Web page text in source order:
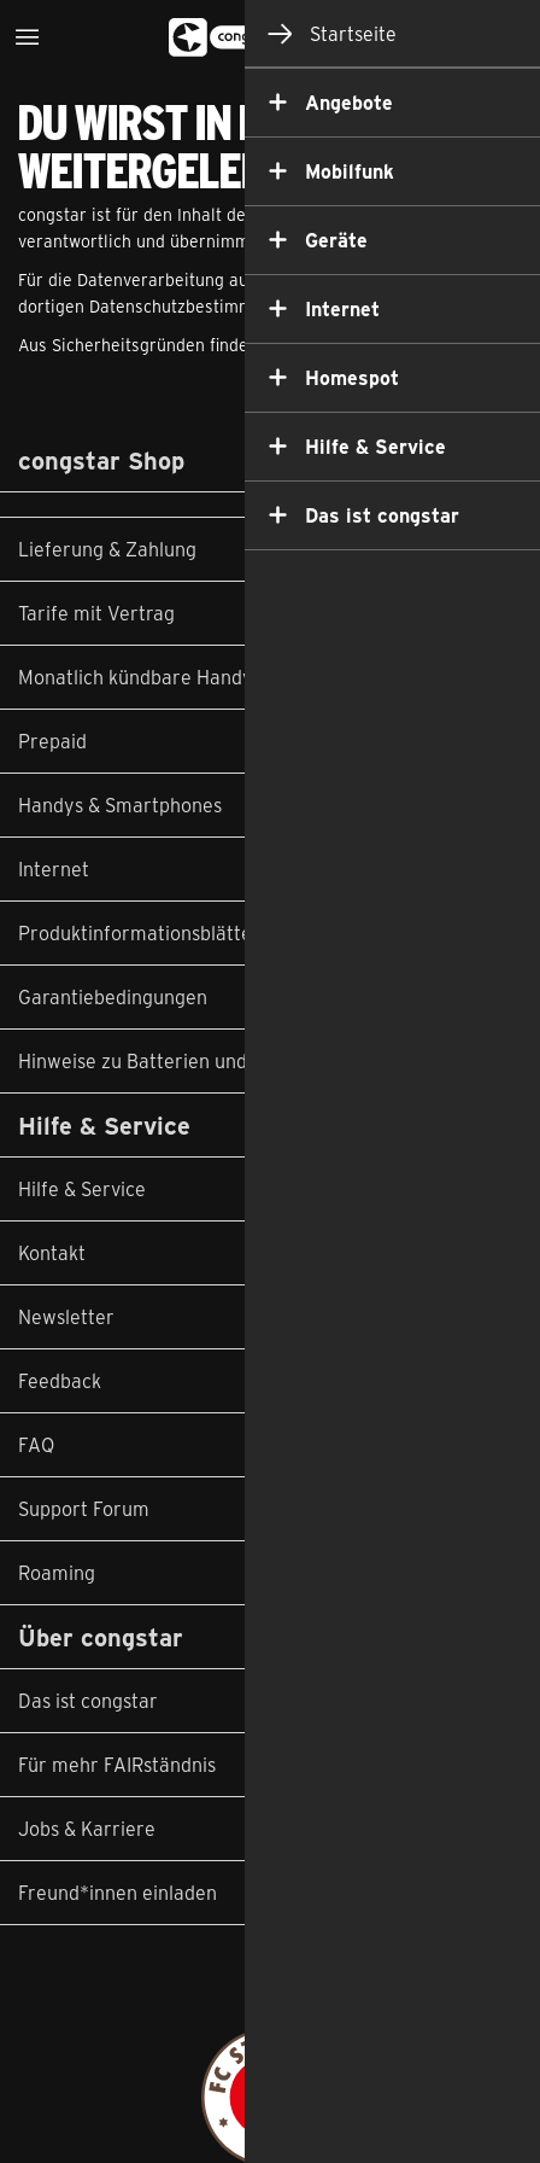
Startseite
Angebote
Mobilfunk
Geräte
Internet
Homespot
Hilfe & Service
Das ist congstar
Du wirst in Kürze
weitergeleitet...
congstar ist für den Inhalt der aufzurufenden Seite nicht
verantwortlich und übernimmt hierfür keinerlei Haftung.
Für die Datenverarbeitung auf dieser externen Seite gelten die
dortigen Datenschutzbestimmungen.
Aus Sicherheitsgründen findet keine Weiterleitung statt!
congstar Shop
Lieferung & Zahlung
Tarife mit Vertrag
Monatlich kündbare Handyverträge
Prepaid
Handys & Smartphones
Internet
Produktinformationsblätter
Garantiebedingungen
Hinweise zu Batterien und Altgeräten
Hilfe & Service
Hilfe & Service
Kontakt
Newsletter
Feedback
FAQ
Support Forum
Roaming
Über congstar
Das ist congstar
Für mehr FAIRständnis
Jobs & Karriere
Freund*innen einladen